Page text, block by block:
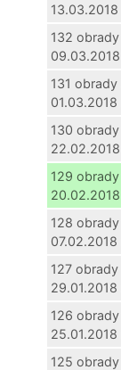
13.03.2018
132
09.03.2018
131
01.03.2018
130
22.02.2018
129
20.02.2018
128
07.02.2018
127
29.01.2018
126
25.01.2018
125